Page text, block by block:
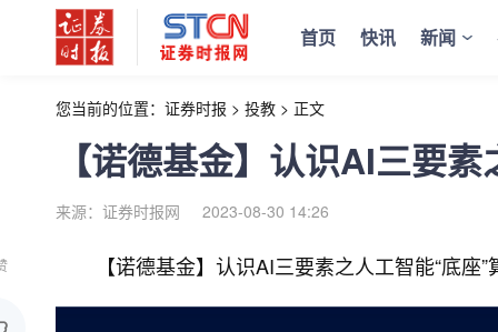
首页 快讯 新闻
您当前的位置： 证券时报 > 投教 > 正文
【诺德基金】认识AI三要
来源：证券时报网 2023-08-30 14:26
【诺德基金】认识AI三要素之人工智能“底座”